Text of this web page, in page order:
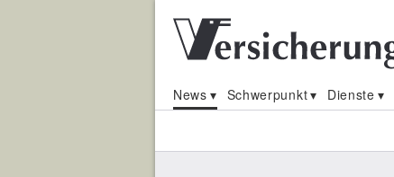
News Schwerpunkt Dienste